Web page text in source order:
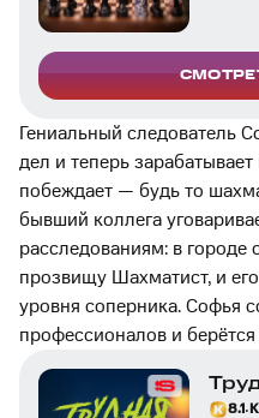
Гениальный следователь
дел и теперь
побеждает — будь то
бывший коллега
расследованиям: в городе
прозвищу Шахматист, и
уровня соперника. Софья
профессионалов и
8.1·